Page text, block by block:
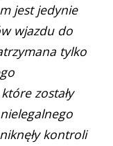
jest jedynie
wjazdu do
tylko
zostały
kontroli